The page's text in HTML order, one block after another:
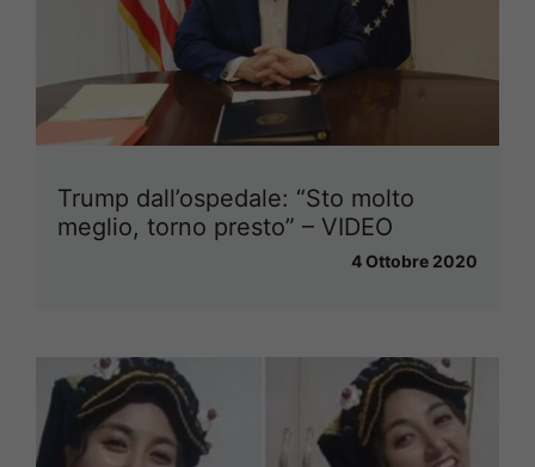
Trump dall’ospedale: “Sto molto
meglio, torno presto” – VIDEO
4 Ottobre 2020